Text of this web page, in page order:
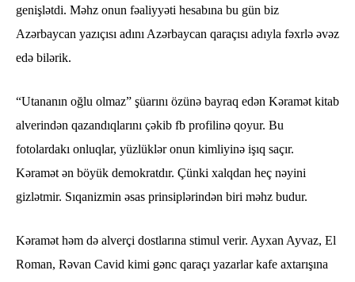
genişlətdi. Məhz onun fəaliyyəti hesabına bu gün biz
Azərbaycan yazıçısı adını Azərbaycan qaraçısı adıyla fəxrlə əvəz
edə bilərik.
“Utananın oğlu olmaz” şüarını özünə bayraq edən Kəramət kitab
alverindən qazandıqlarını çəkib fb profilinə qoyur. Bu
fotolardakı onluqlar, yüzlüklər onun kimliyinə işıq saçır.
Kəramət ən böyük demokratdır. Çünki xalqdan heç nəyini
gizlətmir. Sıqanizmin əsas prinsiplərindən biri məhz budur.
Kəramət həm də alverçi dostlarına stimul verir. Ayxan Ayvaz, El
Roman, Rəvan Cavid kimi gənc qaraçı yazarlar kafe axtarışına